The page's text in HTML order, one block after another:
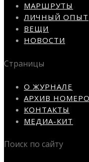
МАРШРУТЫ
ЛИЧНЫЙ ОПЫТ
ВЕЩИ
НОВОСТИ
Страницы
О ЖУРНАЛЕ
АРХИВ
КОНТАКТЫ
МЕДИА-КИТ
Поиск по сайту